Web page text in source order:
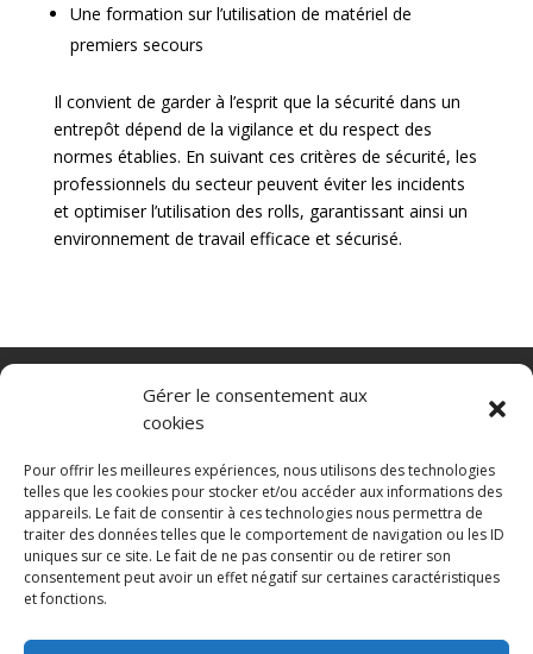
Gérer le consentement aux
cookies
Pour offrir les meilleures expériences, nous utilisons des technologies
telles que les cookies pour stocker et/ou accéder aux informations des
appareils. Le fait de consentir à ces technologies nous permettra de
traiter des données telles que le comportement de navigation ou les ID
uniques sur ce site. Le fait de ne pas consentir ou de retirer son
consentement peut avoir un effet négatif sur certaines caractéristiques
et fonctions.
Une formation sur l’utilisation de matériel de
premiers secours
Il convient de garder à l’esprit que la sécurité dans un
entrepôt dépend de la vigilance et du respect des
normes établies. En suivant ces critères de sécurité, les
professionnels du secteur peuvent éviter les incidents
et optimiser l’utilisation des rolls, garantissant ainsi un
environnement de travail efficace et sécurisé.
Transpalette electrique
CGV
Mentions légales
Politique de confidentialité et protection des
données
Paiement sécurisé
Gérer mes cookies
Nous contacter
Guides d’achat
Secteurs d’activité
Engins de manutention
Blanchisserie